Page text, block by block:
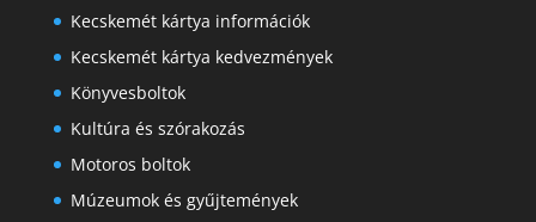
Kecskemét kártya információk
Kecskemét kártya kedvezmények
Könyvesboltok
Kultúra és szórakozás
Motoros boltok
Múzeumok és gyűjtemények